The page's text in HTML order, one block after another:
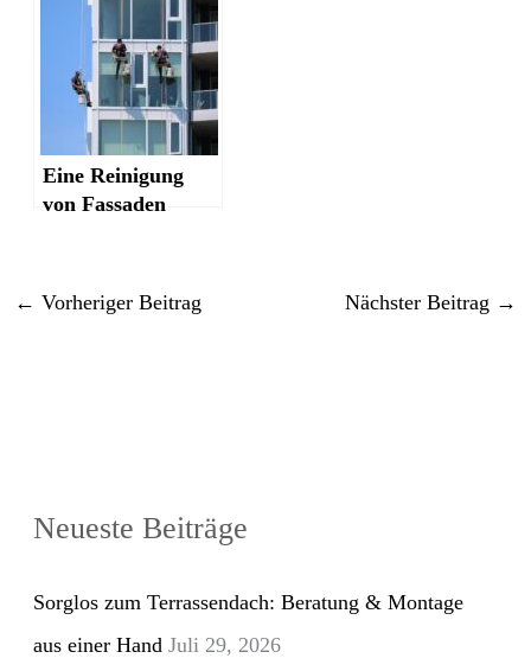
Eine Reinigung
von Fassaden
← Vorheriger Beitrag Nächster Beitrag →
Neueste Beiträge
Sorglos zum Terrassendach: Beratung & Montage
aus einer Hand Juli 29, 2026